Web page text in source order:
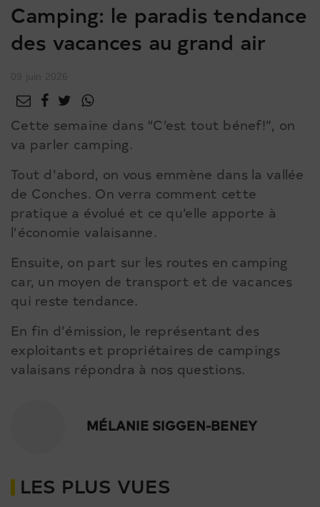
Camping: le paradis tendance
des vacances au grand air
Cette semaine dans “C’est tout bénef!”, on
va parler camping.
Tout d’abord, on vous emmène dans la vallée
de Conches. On verra comment cette
pratique a évolué et ce qu’elle apporte à
l’économie valaisanne.
Ensuite, on part sur les routes en camping
car, un moyen de transport et de vacances
qui reste tendance.
En fin d’émission, le représentant des
exploitants et propriétaires de campings
valaisans répondra à nos questions.
MÉLANIE SIGGEN-BENEY
LES PLUS VUES